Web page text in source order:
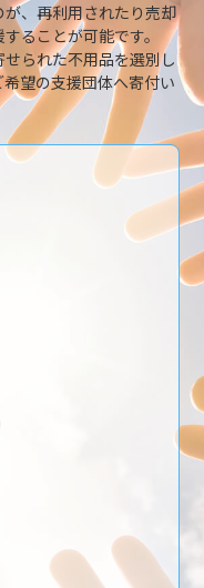
、再利用されたり売却
ることが可能です。
られた不用品を選別し
望の支援団体へ寄付い